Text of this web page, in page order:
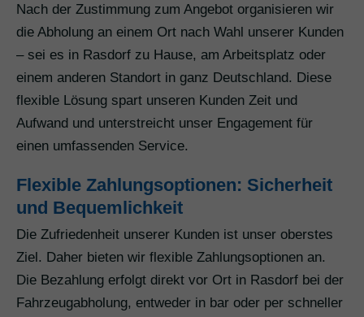
Nach der Zustimmung zum Angebot organisieren wir
die Abholung an einem Ort nach Wahl unserer Kunden
– sei es in Rasdorf zu Hause, am Arbeitsplatz oder
einem anderen Standort in ganz Deutschland. Diese
flexible Lösung spart unseren Kunden Zeit und
Aufwand und unterstreicht unser Engagement für
einen umfassenden Service.
Flexible Zahlungsoptionen: Sicherheit
und Bequemlichkeit
Die Zufriedenheit unserer Kunden ist unser oberstes
Ziel. Daher bieten wir flexible Zahlungsoptionen an.
Die Bezahlung erfolgt direkt vor Ort in Rasdorf bei der
Fahrzeugabholung, entweder in bar oder per schneller